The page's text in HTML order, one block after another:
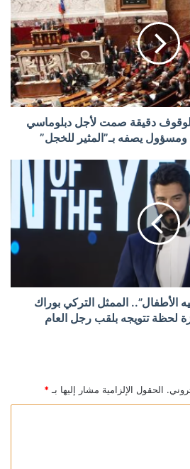
دقيقة صمت لأجل دبلوماسي
ومسؤول يصفه بـ”المثير للخجل”
الأطفال”.. الممثل التركي بوراك
لحظة تتويجه بلقب رجل العام
الحقول الإلزامية مشار إليها بـ *